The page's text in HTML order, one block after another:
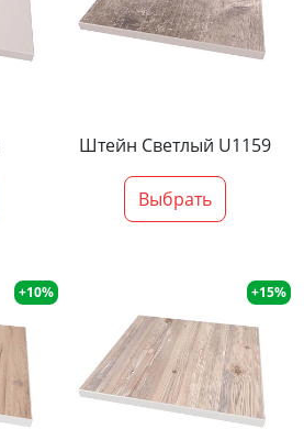
Штейн Светлый U1159
Выбрать
+10% +15%